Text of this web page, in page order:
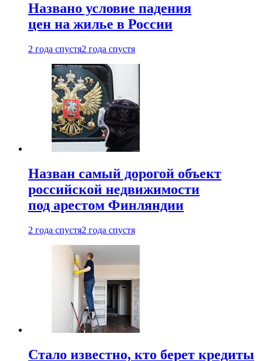
Названо условие падения
цен на жилье в России
2 года спустя2 года спустя
Назван самый дорогой объект
российской недвижимости
под арестом Финляндии
2 года спустя2 года спустя
Стало известно, кто берет кредиты